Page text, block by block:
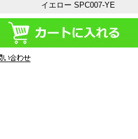
イエロー SPC007-YE